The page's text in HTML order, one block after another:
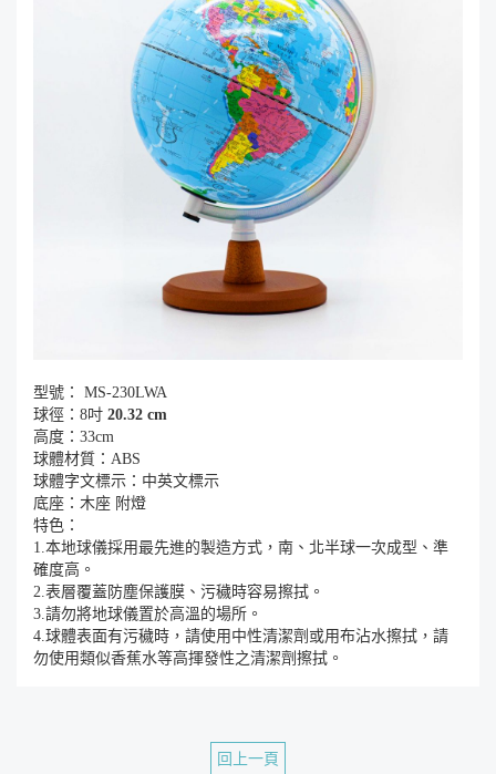
型號： MS-230LWA
球徑：8吋 20.32 cm
高度：33cm
球體材質：ABS
球體字文標示：中英文標示
底座：木座 附燈
特色：
1.本地球儀採用最先進的製造方式，南、北半球一次成型、準
確度高。
2.表層覆蓋防塵保護膜、污穢時容易擦拭。
3.請勿將地球儀置於高溫的場所。
4.球體表面有污穢時，請使用中性清潔劑或用布沾水擦拭，請
勿使用類似香蕉水等高揮發性之清潔劑擦拭。
回上一頁